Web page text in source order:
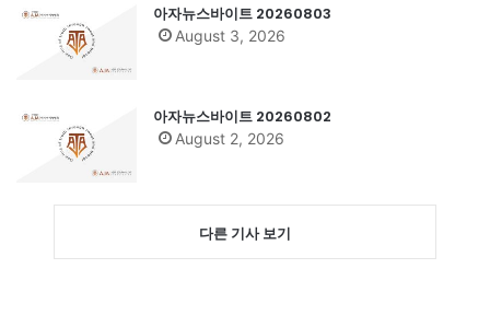
아자뉴스바이트 20260803
August 3, 2026
아자뉴스바이트 20260802
August 2, 2026
다른 기사 보기